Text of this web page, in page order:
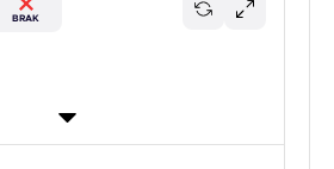
BRAK